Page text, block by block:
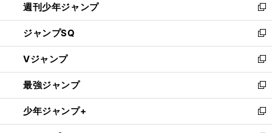
く
週刊少年ジャンプ
新
し
い
ウ
ィ
ン
ド
ウ
で
開
ジャンプSQ
新
し
い
ウ
ィ
ン
ド
ウ
Vジャンプ
新
し
い
ウ
ィ
ン
最強ジャンプ
新
し
い
ウ
少年ジャンプ+
新
し